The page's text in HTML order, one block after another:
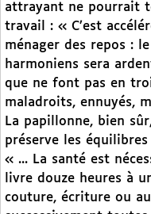
attrayant ne pourrait
travail : « C’est
ménager des repos :
harmoniens sera
que ne font pas en
maladroits, ennuyés,
La papillonne, bien
préserve les
« ... La santé est
livre douze heures à
couture, écriture ou